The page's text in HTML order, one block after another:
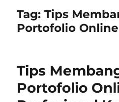
Tag:Tips
Portofolio Online
Tips
Portofolio